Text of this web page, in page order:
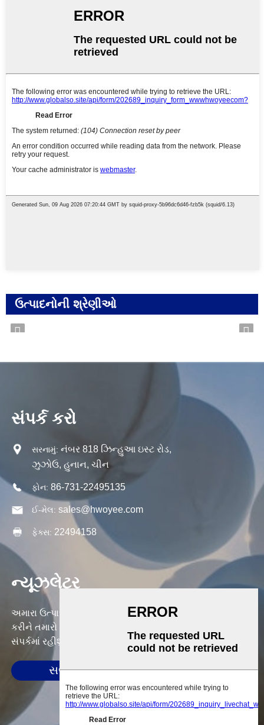
ઉત્પાદનોની શ્રેણીઓ
સંપર્ક કરો
સરનામું: નંબર 818 ઝિન્હુઆ ઇસ્ટ રોડ,
ઝુઝોઉ, હુનાન, ચીન
ફોન: 86-731-22495135
ઈ-મેલ: sales@hwoyee.com
ફેક્સ: 22494158
ન્યૂઝલેટર
અમારા ઉત્પાદનો અથવા કિંમત સૂચિ વિશે પૂછપરછ માટે, કૃપા
કરીને તમારો ઇમેઇલ અમને મોકલો અને અમે 24 કલાકની અંદર
સંપર્કમાં રહીશું.
સબમિટ કરો